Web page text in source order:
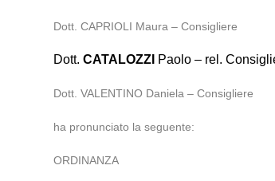
Dott. CAPRIOLI Maura – Consigliere
Dott.CATALOZZI Paolo – rel.
Dott. VALENTINO Daniela – Consigliere
ha pronunciato la seguente:
ORDINANZA